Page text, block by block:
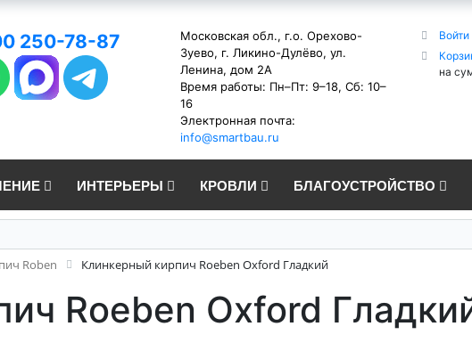
250-78-87
Московская обл., г.о. Орехово-
Зуево, г. Ликино-Дулёво, ул.
Ленина, дом 2А
Время работы: Пн–Пт: 9–18, Сб: 10–
16
Электронная почта:
info@smartbau.ru
Войти
на
ИНТЕРЬЕРЫ КРОВЛИ БЛАГОУСТРОЙСТВО
Roben Клинкерный кирпич Roeben Oxford Гладкий
Roeben Oxford